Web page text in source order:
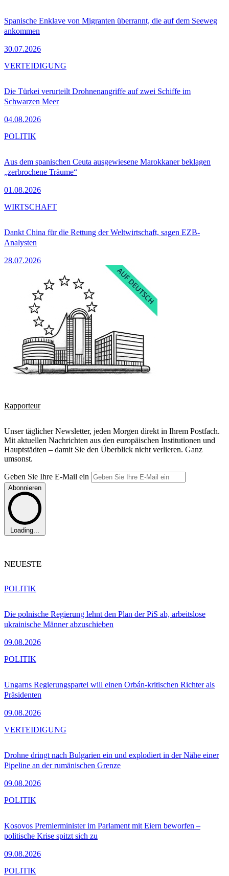
Spanische Enklave von Migranten überrannt, die auf dem Seeweg
ankommen
30.07.2026
Die Türkei verurteilt Drohnenangriffe auf zwei Schiffe im
Schwarzen Meer
04.08.2026
VERTEIDIGUNG
Aus dem spanischen Ceuta ausgewiesene Marokkaner beklagen
„zerbrochene Träume“
01.08.2026
POLITIK
Dankt China für die Rettung der Weltwirtschaft, sagen EZB-
Analysten
28.07.2026
WIRTSCHAFT
Rapporteur
Unser täglicher Newsletter, jeden Morgen direkt in Ihrem Postfach.
Mit aktuellen Nachrichten aus den europäischen Institutionen und
Hauptstädten – damit Sie den Überblick nicht verlieren. Ganz
umsonst.
Geben Sie Ihre E-Mail ein
Abonnieren
Loading...
NEUESTE
Die polnische Regierung lehnt den Plan der PiS ab, arbeitslose
ukrainische Männer abzuschieben
09.08.2026
POLITIK
Ungarns Regierungspartei will einen Orbán-kritischen Richter als
Präsidenten
09.08.2026
POLITIK
Drohne dringt nach Bulgarien ein und explodiert in der Nähe einer
Pipeline an der rumänischen Grenze
09.08.2026
VERTEIDIGUNG
Kosovos Premierminister im Parlament mit Eiern beworfen –
politische Krise spitzt sich zu
09.08.2026
POLITIK
POLITIK